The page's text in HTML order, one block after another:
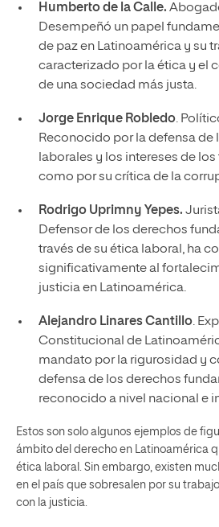
Humberto de la Calle.
Desempeñó un papel
de paz en Latinoamérica y su
caracterizado por la ética y el
de una sociedad más justa.
Jorge Enrique Robledo.
Reconocido por la defensa de
laborales y los intereses de
como por su crítica de la
Rodrigo Uprimny Yepes.
Defensor de los derechos
través de su ética laboral, ha
significativamente al
justicia en Latinoamérica.
Alejandro Linares Cantillo.
Constitucional de
mandato por la rigurosidad y
defensa de los derechos
reconocido a nivel nacional e
Estos son solo algunos ejemplos de
ámbito del derecho en Latinoamérica
ética laboral. Sin embargo, existen
en el país que sobresalen por su
con la justicia.